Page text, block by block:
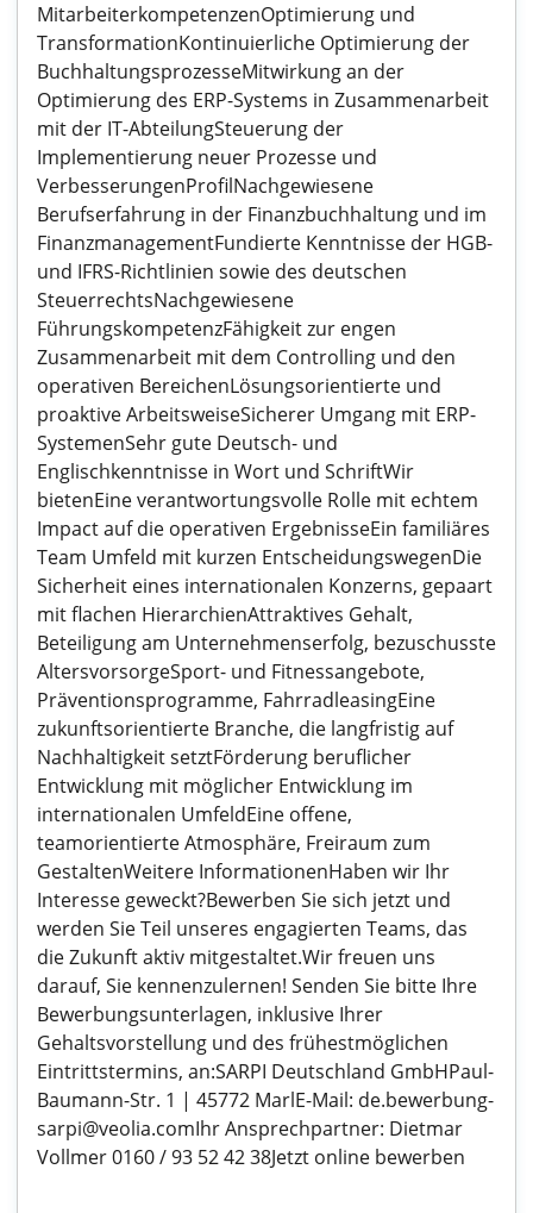
MitarbeiterkompetenzenOptimierung und
TransformationKontinuierliche Optimierung der
BuchhaltungsprozesseMitwirkung an der
Optimierung des ERP-Systems in Zusammenarbeit
mit der IT-AbteilungSteuerung der
Implementierung neuer Prozesse und
VerbesserungenProfilNachgewiesene
Berufserfahrung in der Finanzbuchhaltung und im
FinanzmanagementFundierte Kenntnisse der HGB-
und IFRS-Richtlinien sowie des deutschen
SteuerrechtsNachgewiesene
FührungskompetenzFähigkeit zur engen
Zusammenarbeit mit dem Controlling und den
operativen BereichenLösungsorientierte und
proaktive ArbeitsweiseSicherer Umgang mit ERP-
SystemenSehr gute Deutsch- und
Englischkenntnisse in Wort und SchriftWir
bietenEine verantwortungsvolle Rolle mit echtem
Impact auf die operativen ErgebnisseEin familiäres
Team Umfeld mit kurzen EntscheidungswegenDie
Sicherheit eines internationalen Konzerns, gepaart
mit flachen HierarchienAttraktives Gehalt,
Beteiligung am Unternehmenserfolg, bezuschusste
AltersvorsorgeSport- und Fitnessangebote,
Präventionsprogramme, FahrradleasingEine
zukunftsorientierte Branche, die langfristig auf
Nachhaltigkeit setztFörderung beruflicher
Entwicklung mit möglicher Entwicklung im
internationalen UmfeldEine offene,
teamorientierte Atmosphäre, Freiraum zum
GestaltenWeitere InformationenHaben wir Ihr
Interesse geweckt?Bewerben Sie sich jetzt und
werden Sie Teil unseres engagierten Teams, das
die Zukunft aktiv mitgestaltet.Wir freuen uns
darauf, Sie kennenzulernen! Senden Sie bitte Ihre
Bewerbungsunterlagen, inklusive Ihrer
Gehaltsvorstellung und des frühestmöglichen
Eintrittstermins, an:SARPI Deutschland GmbHPaul-
Baumann-Str. 1 | 45772 MarlE-Mail: de.bewerbung-
sarpi@veolia.comIhr Ansprechpartner: Dietmar
Vollmer 0160 / 93 52 42 38Jetzt online bewerben